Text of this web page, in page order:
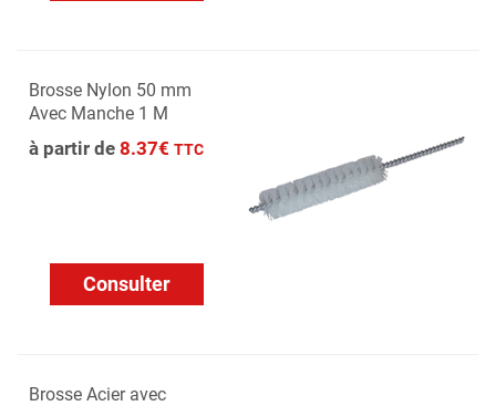
Brosse Nylon 50 mm
Avec Manche 1 M
à partir de 8.37€ TTC
Consulter
Brosse Acier avec